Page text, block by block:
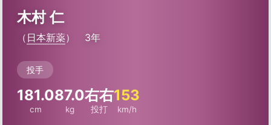
木村 仁
（ 日本新薬） 3年
投手
181.0
cm
87.0
kg
右右
投打
153
km/h